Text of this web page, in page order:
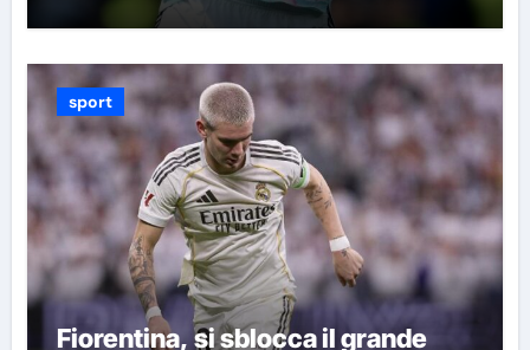
sport
Fiorentina, si sblocca il grande